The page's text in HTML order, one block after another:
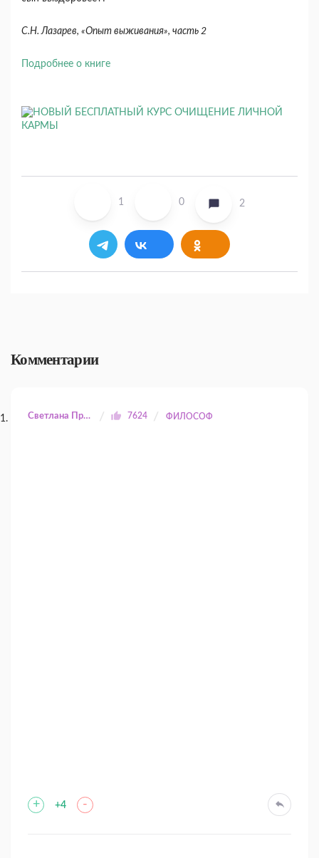
С.Н. Лазарев, «Опыт выживания», часть 2
Подробнее о книге
1 0 2
Комментарии
Светлана Прилуцкая 7624 ФИЛОСОФ
+ +4 -